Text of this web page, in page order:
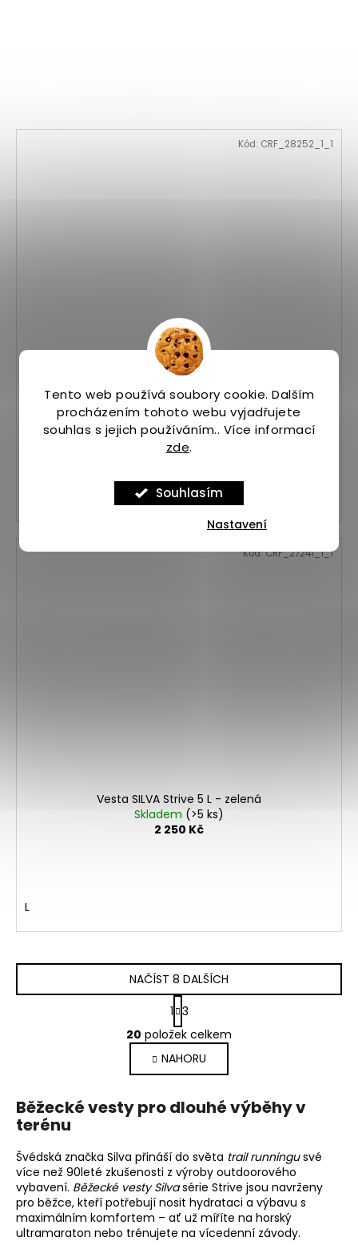
Tento web používá soubory cookie. Dalším
procházením tohoto webu vyjadřujete
souhlas s jejich používáním.. Více informací
zde.
Souhlasím
Nastavení
Vesta SILVA Strive 10 XS - tmavě zelená
Skladem
(2 ks)
2 490 Kč
Kód: CRF_28252_1_1
Vesta SILVA Strive 5 L - zelená
Skladem (>5 ks)
2 250 Kč
L
Kód:CRF_27241_1_1
O
v
l
á
d
a
í
p
r
v
k
y
NAČÍST 8 DALŠÍCH
S
t
r
á
n
k
v
í
1 3
20 položek celkem
NAHORU
Běžecké vesty pro dlouhé výběhy v
terénu
Švédská značka Silva přináší do světa trail runningusvé
více než 90leté zkušenosti z výroby outdoorového
vybavení. Běžecké vesty Silvasérie Strive jsou navrženy
pro běžce, kteří potřebují nosit hydrataci a výbavu s
maximálním komfortem – ať už míříte na horský
ultramaraton nebo trénujete na vícedenní závody.